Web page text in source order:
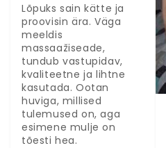
Lõpuks sain kätte ja
proovisin ära. Väga
meeldis
massaažiseade,
tundub vastupidav,
kvaliteetne ja lihtne
kasutada. Ootan
huviga, millised
tulemused on, aga
esimene mulje on
tõesti hea.